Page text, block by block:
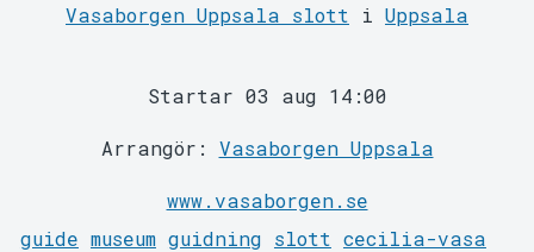
Support
Vasaborgen Uppsala slott i Uppsala
Startar 03 aug 14:00
Arrangör: Vasaborgen Uppsala
www.vasaborgen.se
guide museum guidning slott cecilia-vasa